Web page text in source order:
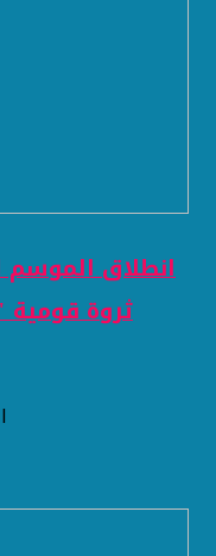
انطلاق الموسم
ثروة قومية